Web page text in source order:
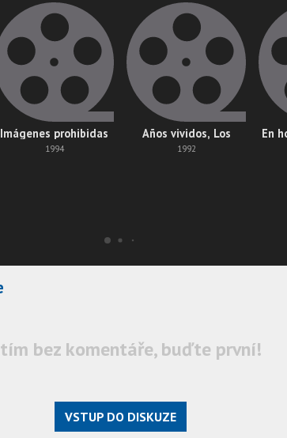
Imágenes prohibidas
1994
Años vividos, Los
1992
En
bez komentáře, buďte první!
VSTUP DO DISKUZE